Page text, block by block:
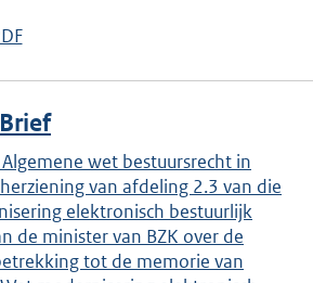
wet bestuursrecht in
van afdeling 2.3 van die
elektronisch bestuurlijk
de minister van BZK over de
tot de memorie van